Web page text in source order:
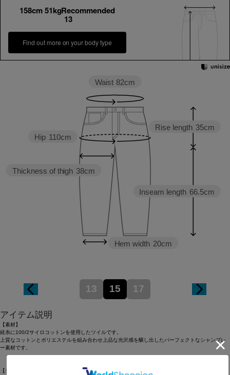
158cm 51kgRecommended
13
Find out more on your body type
Inseam length 66.5cm
Rise length 35cm
Hem width 20cm
Thickness of thigh 38cm
Hip 110cm
Waist 82cm
13 15 17
アイテム説明
【素材】
経糸に100/2サイロコットンを使用したツイルです。
上質なコットンとポリエステルを組み合わせ上品な光沢感を醸し出したパーフェクトなシャンブレ
ー素材です。
【デザイン】